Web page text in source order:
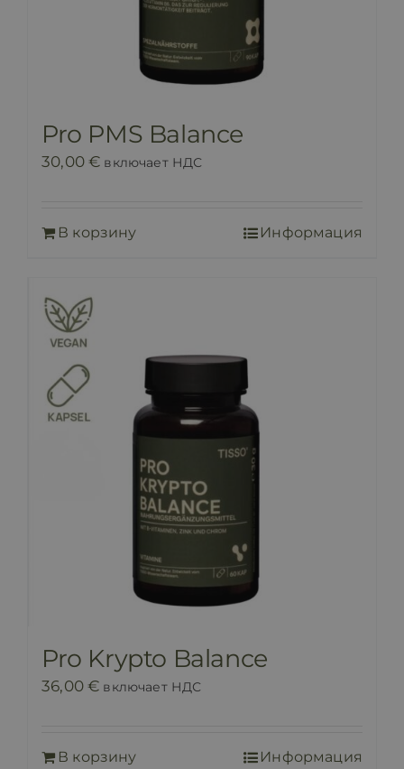
Pro PMS Balance
30,00€ включает НДС
В корзину Информация
Pro Krypto Balance
36,00€ включает НДС
В корзину Информация